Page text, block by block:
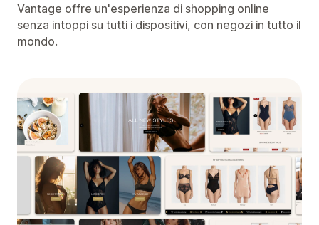
Vantage offre un'esperienza di shopping online
senza intoppi su tutti i dispositivi, con negozi in tutto il
mondo.